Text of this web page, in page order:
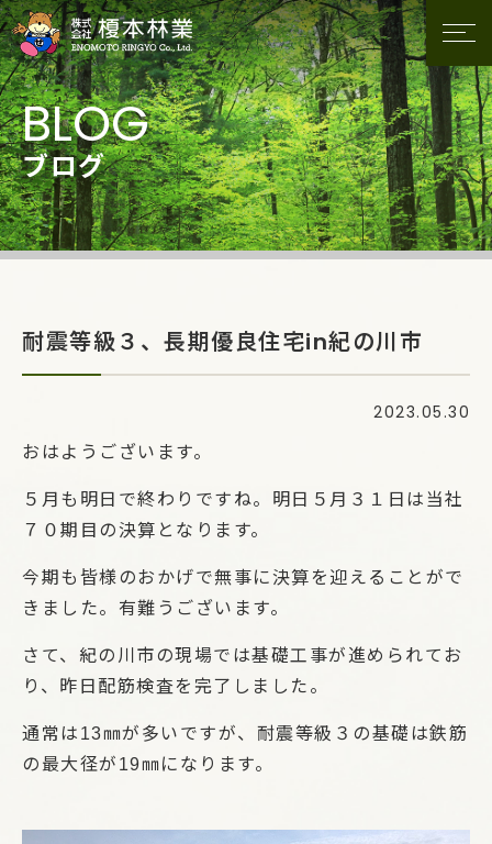
ブログ
耐震等級３、長期優良住宅in紀の川市
2023.05.30
おはようございます。
５月も明日で終わりですね。明日５月３１日は当社
７０期目の決算となります。
今期も皆様のおかげで無事に決算を迎えることがで
きました。有難うございます。
さて、紀の川市の現場では基礎工事が進められてお
り、昨日配筋検査を完了しました。
通常は13㎜が多いですが、耐震等級３の基礎は鉄筋
の最大径が19㎜になります。